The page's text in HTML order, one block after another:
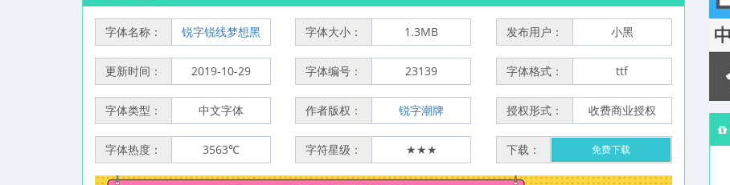
字体名称： 锐字锐线梦想黑 字体大小： 1.3MB 发布用户： 小黑
更新时间： 2019-10-29 字体编号： 23139 字体格式： ttf
字体类型： 中文字体 作者版权： 锐字潮牌 授权形式： 收费商业授权
字体热度： 3563℃ 字符星级： ★★★ 下载： 免费下载